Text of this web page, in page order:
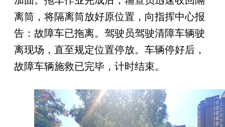
离筒，将隔离筒放好原位置，向指挥中心报
告：故障车已拖离。驾驶员驾驶清障车辆驶
离现场，直至规定位置停放。车辆停好后，
故障车辆施救已完毕， 计时结束。